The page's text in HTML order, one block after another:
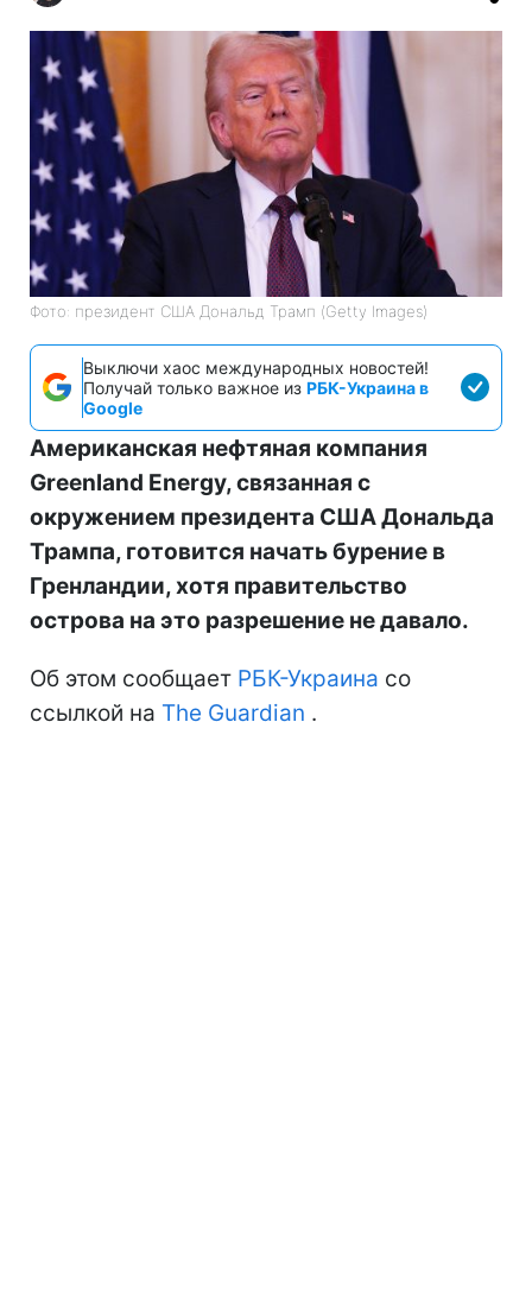
Фото: президент США Дональд Трамп (Getty Images)
Выключи хаос международных новостей!
Получай только важное из РБК-Украина в
Google
Американская нефтяная компания
Greenland Energy, связанная с
окружением президента США Дональда
Трампа, готовится начать бурение в
Гренландии, хотя правительство
острова на это разрешение не давало.
Об этом сообщает РБК-Украина со
ссылкой на The Guardian .